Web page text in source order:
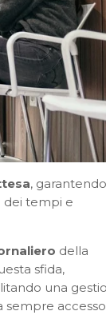
, garantendo
dei tempi e
della
sfida,
una
sempre accesso